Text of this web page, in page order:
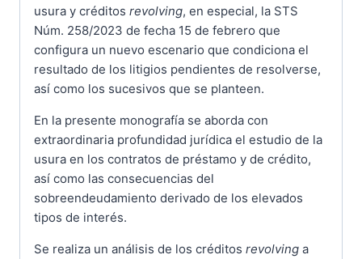
usura y créditos revolving, en especial, la STS
Núm. 258/2023 de fecha 15 de febrero que
configura un nuevo escenario que condiciona el
resultado de los litigios pendientes de resolverse,
así como los sucesivos que se planteen.
En la presente monografía se aborda con
extraordinaria profundidad jurídica el estudio de la
usura en los contratos de préstamo y de crédito,
así como las consecuencias del
sobreendeudamiento derivado de los elevados
tipos de interés.
Se realiza un análisis de los créditos revolving a